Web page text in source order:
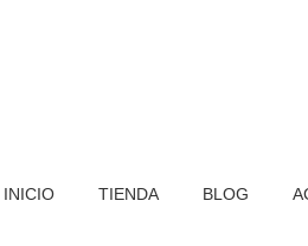
INICIO TIENDA BLOG